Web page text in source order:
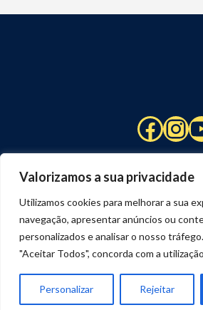
Valorizamos a sua privacidade
Utilizamos cookies para melhorar a sua
navegação, apresentar anúncios ou
personalizados e analisar o nosso
"Aceitar Todos", concorda com a
Personalizar Rejeitar